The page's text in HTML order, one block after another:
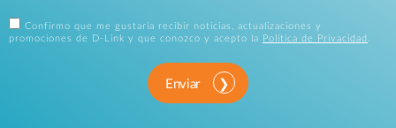
Confirmo que me gustaría recibir noticias, actualizaciones y
promociones de D-Link y que conozco y acepto la
Política de Privacidad .
Enviar